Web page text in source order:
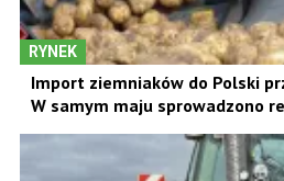
RYNEK
Import ziemniaków do Polski
W samym maju sprowadzono